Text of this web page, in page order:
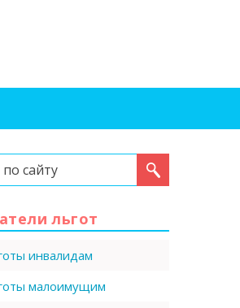
льгот
инвалидам
малоимущим